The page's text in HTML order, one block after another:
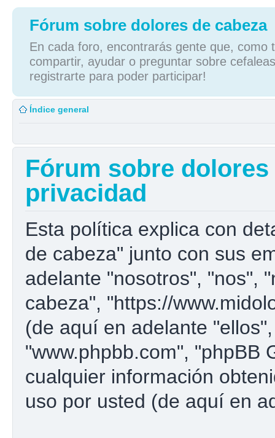
Fórum sobre dolores de cabeza
En cada foro, encontrarás gente que, como
compartir, ayudar o preguntar sobre
registrarte para poder participar!
Índice general
Fórum sobre
privacidad
Esta política explica con
de cabeza" junto con sus
adelante "nosotros", "nos",
cabeza", "https://
(de aquí en adelante
"www.phpbb.com", "phpBB
cualquier información
uso por usted (de aquí en